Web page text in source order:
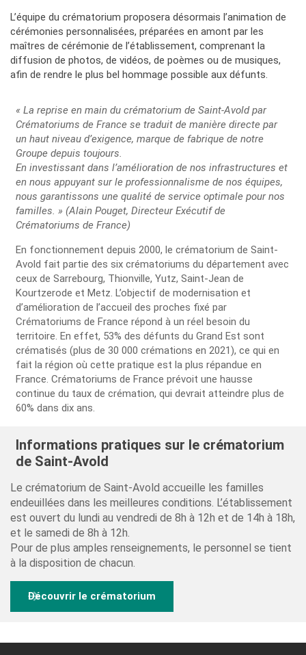
L’équipe du crématorium proposera désormais l’animation de
cérémonies personnalisées, préparées en amont par les
maîtres de cérémonie de l’établissement, comprenant la
diffusion de photos, de vidéos, de poèmes ou de musiques,
afin de rendre le plus bel hommage possible aux défunts.
« La reprise en main du crématorium de Saint-Avold par
Crématoriums de France se traduit de manière directe par
un haut niveau d’exigence, marque de fabrique de notre
Groupe depuis toujours.
En investissant dans l’amélioration de nos infrastructures et
en nous appuyant sur le professionnalisme de nos équipes,
nous garantissons une qualité de service optimale pour nos
familles. » (Alain Pouget, Directeur Exécutif de
Crématoriums de France)
En fonctionnement depuis 2000, le crématorium de Saint-
Avold fait partie des six crématoriums du département avec
ceux de Sarrebourg, Thionville, Yutz, Saint-Jean de
Kourtzerode et Metz. L’objectif de modernisation et
d’amélioration de l’accueil des proches fixé par
Crématoriums de France répond à un réel besoin du
territoire. En effet, 53% des défunts du Grand Est sont
crématisés (plus de 30 000 crémations en 2021), ce qui en
fait la région où cette pratique est la plus répandue en
France. Crématoriums de France prévoit une hausse
continue du taux de crémation, qui devrait atteindre plus de
60% dans dix ans.
Informations pratiques sur le crématorium
de Saint-Avold
Le crématorium de Saint-Avold accueille les familles
endeuillées dans les meilleures conditions. L’établissement
est ouvert du lundi au vendredi de 8h à 12h et de 14h à 18h,
et le samedi de 8h à 12h.
Pour de plus amples renseignements, le personnel se tient
à la disposition de chacun.
Découvrir le crématorium